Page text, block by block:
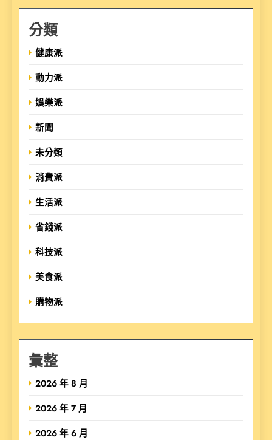
分類
健康派
動力派
娛樂派
新聞
未分類
消費派
生活派
省錢派
科技派
美食派
購物派
彙整
2026 年 8 月
2026 年 7 月
2026 年 6 月